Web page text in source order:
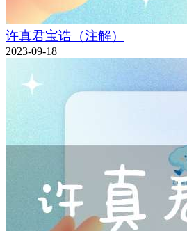
许真君宝诰（注解）
2023-09-18